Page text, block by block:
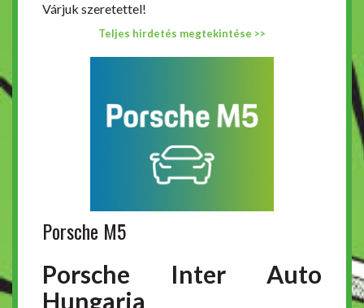
Várjuk szeretettel!
Teljes hirdetés megtekintése >>
Porsche M5
Porsche Inter Auto
Hungaria